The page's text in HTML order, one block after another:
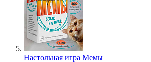
Настольная игра Мемы